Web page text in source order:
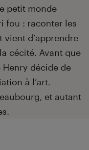
petit monde
fou : raconter les
vient d’apprendre
cécité. Avant que
décide de
à l’art.
et autant